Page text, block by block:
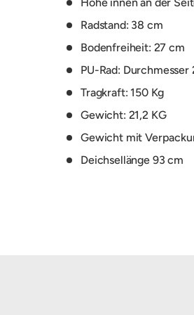
Radstand: 38 cm
Bodenfreiheit: 27 cm
PU-Rad: Durchmesser
Tragkraft: 150 Kg
Gewicht: 21,2 KG
Gewicht mit
Deichsellänge 93 cm